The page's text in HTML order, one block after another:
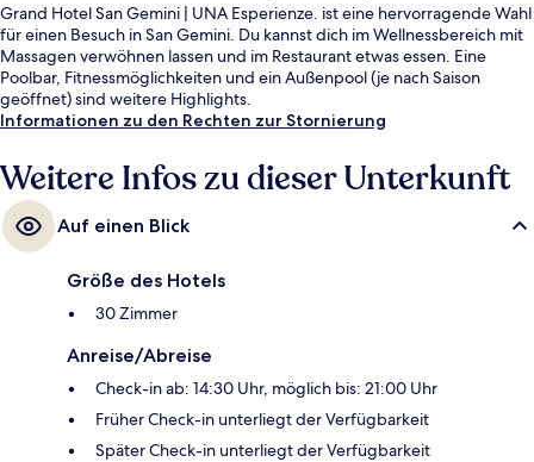
Grand Hotel San Gemini | UNA Esperienze. ist eine hervorragende Wahl
für einen Besuch in San Gemini. Du kannst dich im Wellnessbereich mit
Massagen verwöhnen lassen und im Restaurant etwas essen. Eine
Poolbar, Fitnessmöglichkeiten und ein Außenpool (je nach Saison
geöffnet) sind weitere Highlights.
Informationen zu den Rechten zur Stornierung
Weitere Infos zu dieser Unterkunft
Auf einen Blick
Größe des Hotels
30 Zimmer
Anreise/Abreise
Check-in ab: 14:30 Uhr, möglich bis: 21:00 Uhr
Früher Check-in unterliegt der Verfügbarkeit
Später Check-in unterliegt der Verfügbarkeit